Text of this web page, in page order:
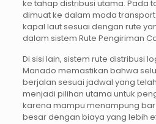
ke tahap distribusi utama. Pada
dimuat ke dalam moda
kapal laut sesuai dengan rute
dalam sistem Rute Pengiriman
Di sisi lain, sistem rute distribusi
Manado memastikan bahwa
berjalan sesuai jadwal yang
menjadi pilihan utama untuk
karena mampu menampung
besar dengan biaya yang lebih